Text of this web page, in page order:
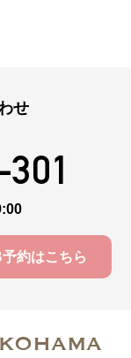
せ
約はこちら